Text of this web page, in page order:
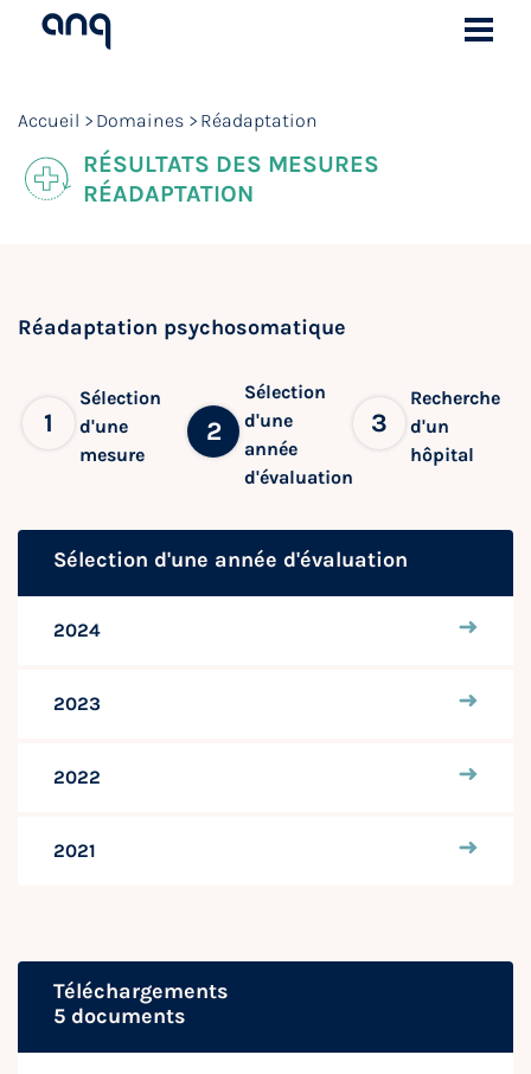
Accueil Domaines Réadaptation
RÉSULTATS DES MESURES
RÉADAPTATION
Réadaptation psychosomatique
1
Sélection
d'une
mesure
2
Sélection
d'une
année
d'évaluation
3
Recherche
d'un
hôpital
Sélection d'une année d'évaluation
2024
2023
2022
2021
Téléchargements
5 documents